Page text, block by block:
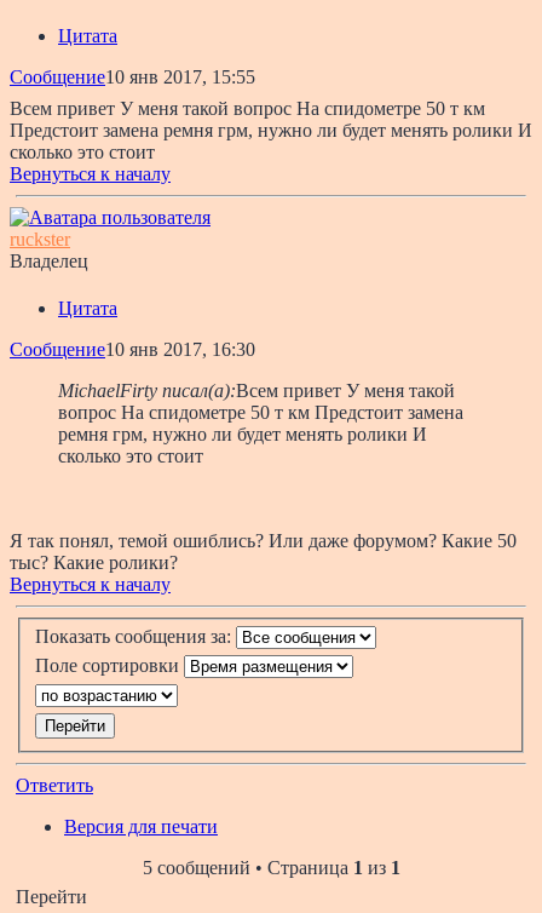
Цитата
Сообщение10 янв 2017, 15:55
Всем привет У меня такой вопрос На спидометре 50 т км
Предстоит замена ремня грм, нужно ли будет менять ролики И
сколько это стоит
Вернуться к началу
ruckster
Владелец
Цитата
Сообщение10 янв 2017, 16:30
MichaelFirty писал(а):Всем привет У меня такой
вопрос На спидометре 50 т км Предстоит замена
ремня грм, нужно ли будет менять ролики И
сколько это стоит
Я так понял, темой ошиблись? Или даже форумом? Какие 50
тыс? Какие ролики?
Вернуться к началу
Показать сообщения за:
Поле сортировки
Ответить
Версия для печати
5 сообщений • Страница 1 из 1
Перейти